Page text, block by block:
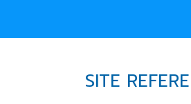
SITE